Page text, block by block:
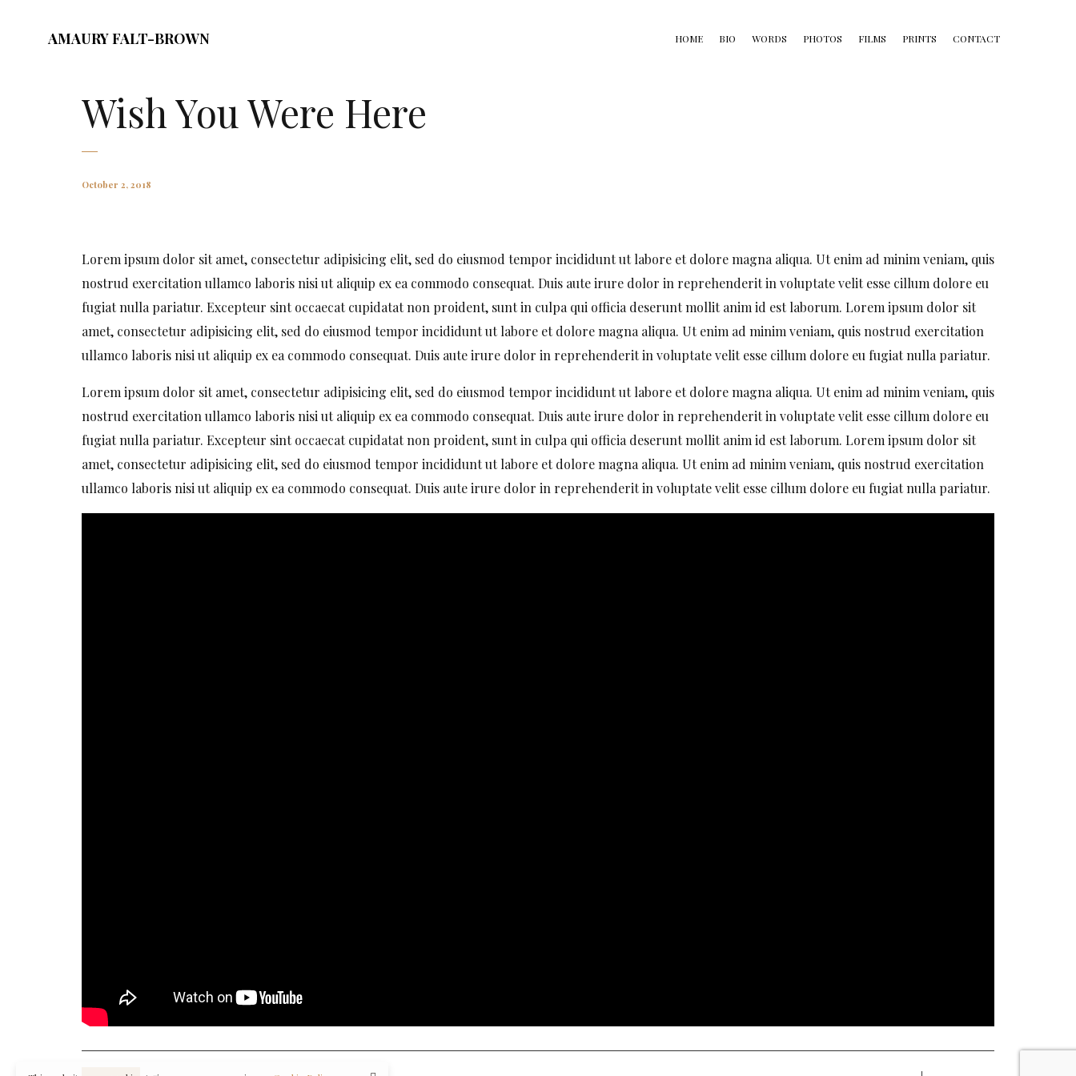
AMAURY FALT-BROWN HOME BIO WORDS PHOTOS FILMS PRINTS CONTACT
Wish You Were Here
October 2, 2018
Lorem ipsum dolor sit amet, consectetur adipisicing elit, sed do eiusmod tempor incididunt ut labore et dolore magna aliqua. Ut enim ad minim veniam, quis
nostrud exercitation ullamco laboris nisi ut aliquip ex ea commodo consequat. Duis aute irure dolor in reprehenderit in voluptate velit esse cillum dolore eu
fugiat nulla pariatur. Excepteur sint occaecat cupidatat non proident, sunt in culpa qui officia deserunt mollit anim id est laborum. Lorem ipsum dolor sit
amet, consectetur adipisicing elit, sed do eiusmod tempor incididunt ut labore et dolore magna aliqua. Ut enim ad minim veniam, quis nostrud exercitation
ullamco laboris nisi ut aliquip ex ea commodo consequat. Duis aute irure dolor in reprehenderit in voluptate velit esse cillum dolore eu fugiat nulla pariatur.
Lorem ipsum dolor sit amet, consectetur adipisicing elit, sed do eiusmod tempor incididunt ut labore et dolore magna aliqua. Ut enim ad minim veniam, quis
nostrud exercitation ullamco laboris nisi ut aliquip ex ea commodo consequat. Duis aute irure dolor in reprehenderit in voluptate velit esse cillum dolore eu
fugiat nulla pariatur. Excepteur sint occaecat cupidatat non proident, sunt in culpa qui officia deserunt mollit anim id est laborum. Lorem ipsum dolor sit
amet, consectetur adipisicing elit, sed do eiusmod tempor incididunt ut labore et dolore magna aliqua. Ut enim ad minim veniam, quis nostrud exercitation
ullamco laboris nisi ut aliquip ex ea commodo consequat. Duis aute irure dolor in reprehenderit in voluptate velit esse cillum dolore eu fugiat nulla pariatur.